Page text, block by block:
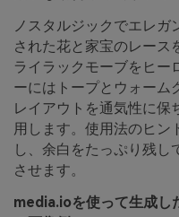
ノスタルジックでエレガ
された花と家宝のレース
ライラックモーブをヒー
ーにはトープとウォーム
レイアウトを通気性に保
用します。使用法のヒン
し、余白をたっぷり残し
させます。
media.ioを使って生成し